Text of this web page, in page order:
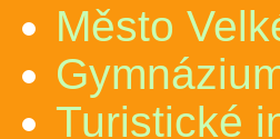
Město
Turistické